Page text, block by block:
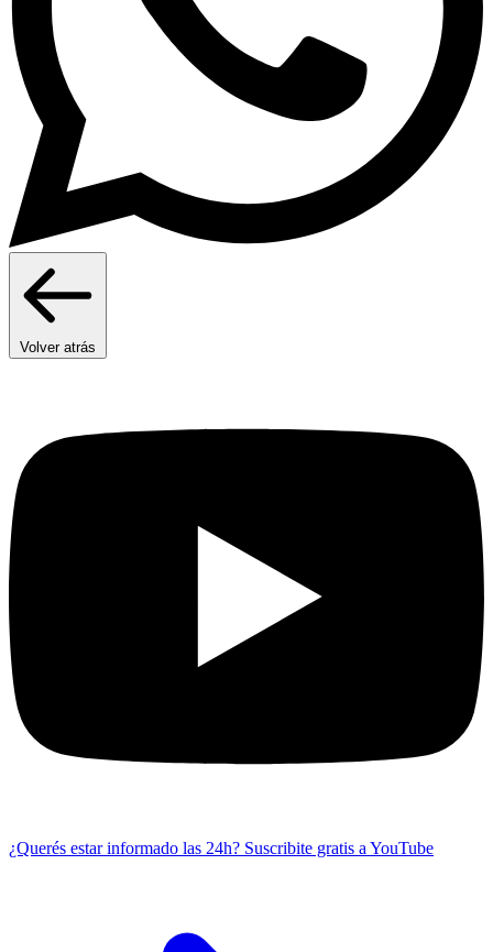
Volver atrás
¿Querés estar informado las 24h? Suscribite gratis a YouTube